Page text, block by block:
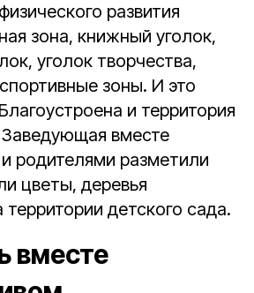
развития
зона, книжный уголок,
уголок творчества,
зоны. И это
и территория
вместе
родителями разметили
цветы, деревья
территории детского сада.
вместе